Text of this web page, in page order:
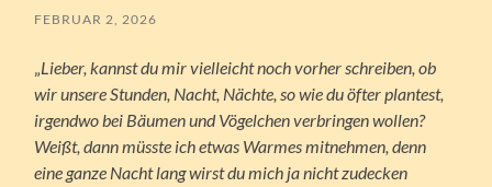
FEBRUAR 2, 2026
„Lieber, kannst du mir vielleicht noch vorher schreiben, ob
wir unsere Stunden, Nacht, Nächte, so wie du öfter plantest,
irgendwo bei Bäumen und Vögelchen verbringen wollen?
Weißt, dann müsste ich etwas Warmes mitnehmen, denn
eine ganze Nacht lang wirst du mich ja nicht zudecken